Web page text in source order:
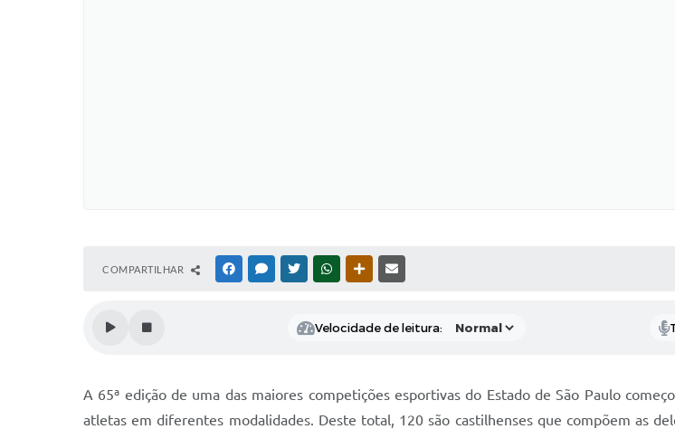
COMPARTILHAR FACEBOOKMESSENGER
TWITTERWHATSAPPOUTRAS MÍDIAS
Velocidade de leitura:
A 65ª edição de uma das maiores competições esportivas do Estado de São Paulo
atletas em diferentes modalidades. Deste total, 120 são castilhenses que compõem as